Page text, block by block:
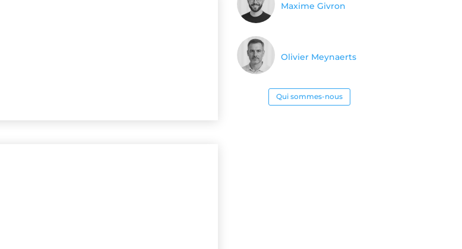
Maxime Givron
Olivier Meynaerts
Qui sommes-nous